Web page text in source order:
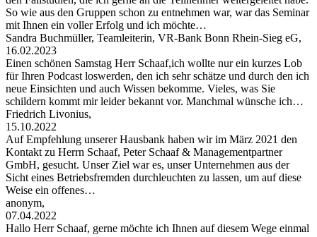
So wie aus den Gruppen schon zu entnehmen war, war das Seminar
mit Ihnen ein voller Erfolg und ich möchte…
Sandra Buchmüller, Teamleiterin, VR-Bank Bonn Rhein-Sieg eG,
16.02.2023
Einen schönen Samstag Herr Schaaf,ich wollte nur ein kurzes Lob
für Ihren Podcast loswerden, den ich sehr schätze und durch den ich
neue Einsichten und auch Wissen bekomme. Vieles, was Sie
schildern kommt mir leider bekannt vor. Manchmal wünsche ich…
Friedrich Livonius,
15.10.2022
Auf Empfehlung unserer Hausbank haben wir im März 2021 den
Kontakt zu Herrn Schaaf, Peter Schaaf & Managementpartner
GmbH, gesucht. Unser Ziel war es, unser Unternehmen aus der
Sicht eines Betriebsfremden durchleuchten zu lassen, um auf diese
Weise ein offenes…
anonym,
07.04.2022
Hallo Herr Schaaf, gerne möchte ich Ihnen auf diesem Wege einmal